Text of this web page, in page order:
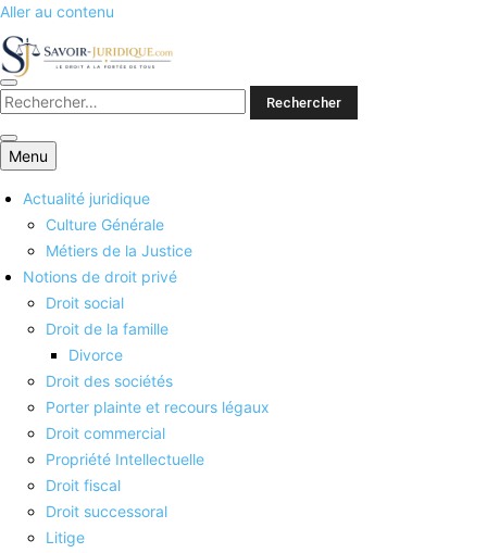
Aller au contenu
Savoirs juridiques
Menu
Actualité juridique
Culture Générale
Métiers de la Justice
Notions de droit privé
Droit social
Droit de la famille
Divorce
Droit des sociétés
Porter plainte et recours légaux
Droit commercial
Propriété Intellectuelle
Droit fiscal
Droit successoral
Litige